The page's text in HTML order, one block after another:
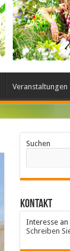
Veranstaltungen
Suchen
Kontakt
Interesse
Schreiben